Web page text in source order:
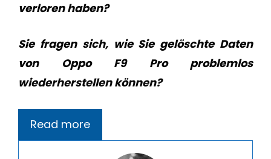
verloren haben?
Sie fragen sich, wie Sie gelöschte Daten
von Oppo F9 Pro problemlos
wiederherstellen können?
Read more